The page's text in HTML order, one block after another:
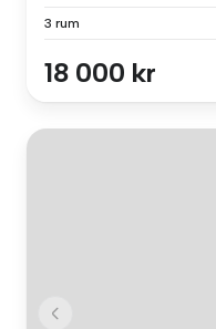
3 rum
18 000 kr